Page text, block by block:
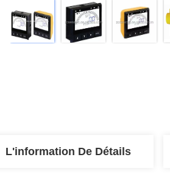
L'information De Détails